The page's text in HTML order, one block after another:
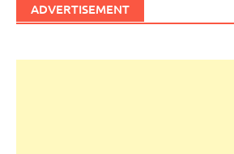
ADVERTISEMENT